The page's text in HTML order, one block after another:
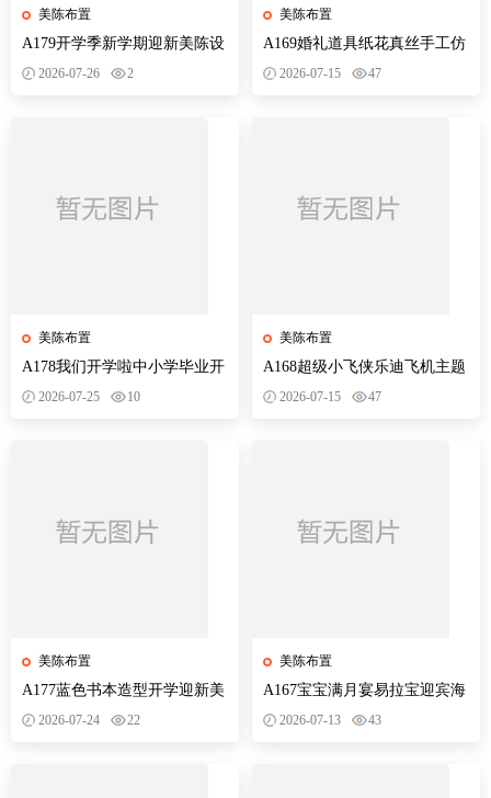
美陈布置
A179开学季新学期迎新美陈设
计素材校园活动布置KT板背景
2026-07-26 2
美陈布置
A178我们开学啦中小学毕业开
学季拍照打卡美陈布置素材
2026-07-25 10
美陈布置
A177蓝色书本造型开学迎新美
陈KT板欢迎新同学开学典礼合
2026-07-24 22
美陈布置
A169婚礼道具纸花真丝手工仿
真花路引装饰立体婚礼效果图
2026-07-15 47
美陈布置
A168超级小飞侠乐迪飞机主题
宝宝生日宴会背景布置素材
2026-07-15 47
美陈布置
A167宝宝满月宴易拉宝迎宾海
报定制生日百天酒周岁布置装
2026-07-13 43